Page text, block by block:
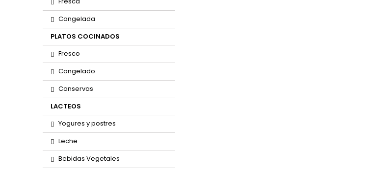
Congelada
PLATOS COCINADOS
Fresco
Congelado
Conservas
LACTEOS
Yogures y postres
Leche
Bebidas Vegetales